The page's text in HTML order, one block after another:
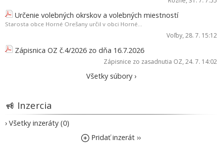
Určenie volebných okrskov a volebných miestností
Starosta obce Horné Orešany určil v obci Horné...
Voľby, 28. 7. 15:12
Zápisnica OZ č.4/2026 zo dňa 16.7.2026
Zápisnice zo zasadnutia OZ, 24. 7. 14:02
Všetky súbory ›
Inzercia
› Všetky inzeráty (0)
Pridať inzerát ››